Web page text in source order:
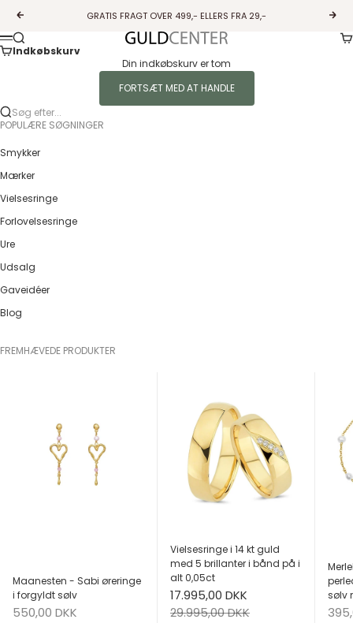
Forrige
GRATIS FRAGT OVER 499,- ELLERS FRA 29,-
Guldcenter
Menu
Søg
Indkøbskurv
Din indkøbskurv er tom
FORTSÆT MED AT HANDLE
Søg efter...
POPULÆRE SØGNINGER
Smykker
Mærker
Vielsesringe
Forlovelsesringe
Ure
Udsalg
Gaveidéer
Blog
FREMHÆVEDE PRODUKTER
Maanesten - Sabi øreringe
i forgyldt sølv
Salgspris
550,00 DKK
Vielsesringe i 14 kt guld
med 5 brillanter i bånd på i
alt 0,05ct
Salgspris
17.995,00 DKK
Normalpris
29.995,00 DKK
sølv